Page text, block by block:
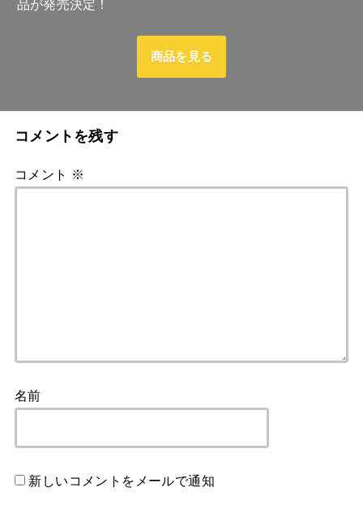
品が発売決定！
商品を見る
コメントを残す
コメント ※
名前
新しいコメントをメールで通知